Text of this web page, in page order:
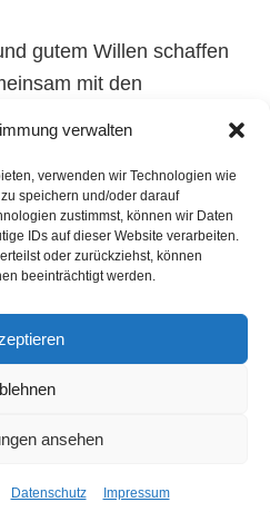
verwalten
verwenden wir Technologien wie
speichern und/oder darauf
zustimmst, können wir Daten
IDs auf dieser Website verarbeiten.
oder zurückziehst, können
beeinträchtigt werden.
ansehen
Datenschutz Impressum
gutem Willen schaffen
mit den
Profil angelegt, etwas
und schon können sich
der Ferne in die Augen
Wohnen Waren